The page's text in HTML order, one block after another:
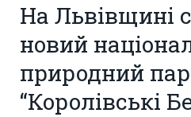
На Львівщині
новий
природний
“Королівські